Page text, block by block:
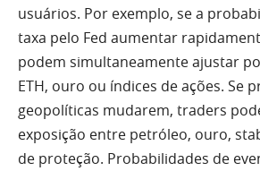
usuários. Por exemplo, se a
taxa pelo Fed aumentar
podem simultaneamente ajustar
ETH, ouro ou índices de ações. Se
geopolíticas mudarem, traders
exposição entre petróleo, ouro,
de proteção. Probabilidades de